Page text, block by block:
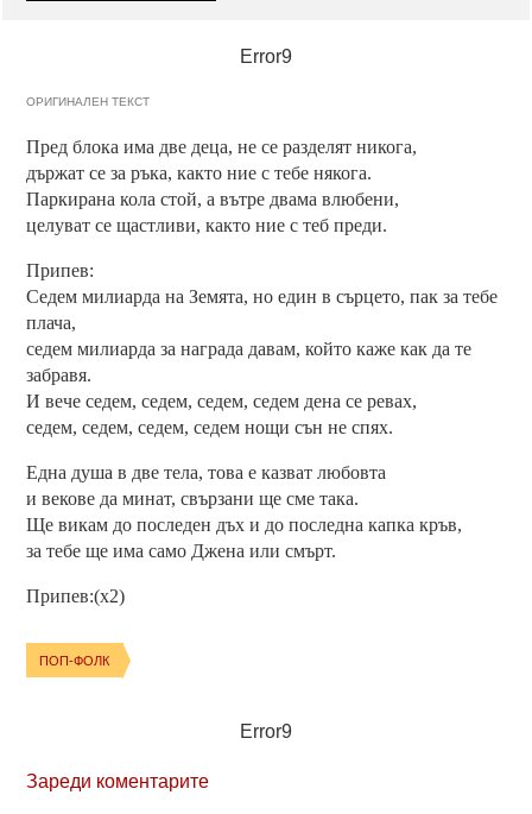
Error9
ОРИГИНАЛЕН ТЕКСТ
Пред блока има две деца, не се разделят никога,
държат се за ръка, както ние с тебе някога.
Паркирана кола стой, а вътре двама влюбени,
целуват се щастливи, както ние с теб преди.
Припев:
Седем милиарда на Земята, но един в сърцето, пак за тебе
плача,
седем милиарда за награда давам, който каже как да те
забравя.
И вече седем, седем, седем, седем дена се ревах,
седем, седем, седем, седем нощи сън не спях.
Една душа в две тела, това е казват любовта
и векове да минат, свързани ще сме така.
Ще викам до последен дъх и до последна капка кръв,
за тебе ще има само Джена или смърт.
Припев:(х2)
ПОП-ФОЛК
Error9
Зареди коментарите